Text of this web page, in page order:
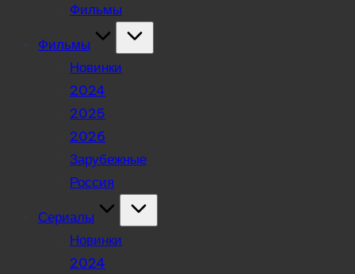
Фильмы
Фильмы
Новинки
2024
2025
2026
Зарубежные
Россия
Сериалы
Новинки
2024